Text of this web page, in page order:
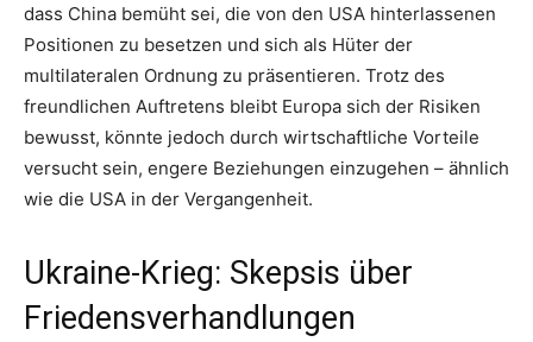
dass China bemüht sei, die von den USA hinterlassenen
Positionen zu besetzen und sich als Hüter der
multilateralen Ordnung zu präsentieren. Trotz des
freundlichen Auftretens bleibt Europa sich der Risiken
bewusst, könnte jedoch durch wirtschaftliche Vorteile
versucht sein, engere Beziehungen einzugehen – ähnlich
wie die USA in der Vergangenheit.
Ukraine-Krieg: Skepsis über
Friedensverhandlungen